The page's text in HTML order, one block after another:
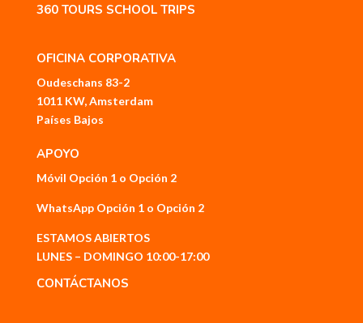
360 TOURS SCHOOL TRIPS
OFICINA CORPORATIVA
Oudeschans 83-2
1011 KW, Amsterdam
Países Bajos
APOYO
Móvil Opción 1o Opción 2
WhatsApp Opción 1o Opción 2
ESTAMOS ABIERTOS
LUNES – DOMINGO 10:00-17:00
CONTÁCTANOS